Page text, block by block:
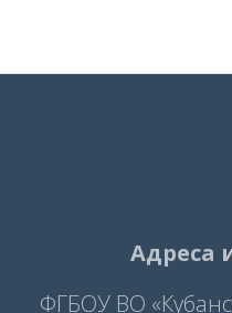
Адреса
ФГБОУ ВО